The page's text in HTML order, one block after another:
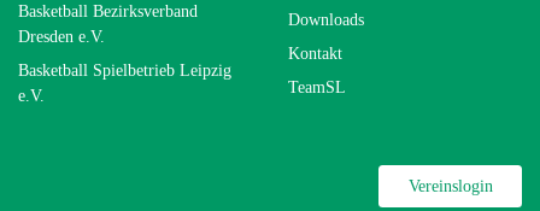
Basketball Bezirksverband
Dresden e.V.
Basketball Spielbetrieb Leipzig
e.V.
Downloads
Kontakt
TeamSL
Vereinslogin